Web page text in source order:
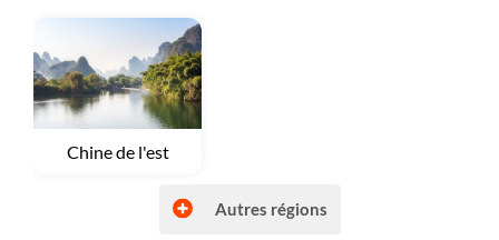
Voyage
Chine de l'est
Autres régions